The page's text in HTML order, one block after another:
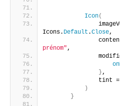
Icon(
Icons. Default .Close,
prénom",
},
tint
)
}